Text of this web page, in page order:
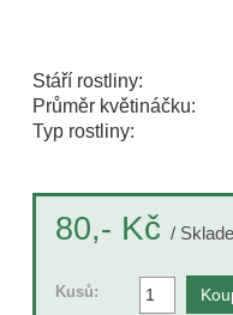
Stáří rostliny:
Průměr květináčku:
Typ rostliny:
80,- Kč /
Kusů: